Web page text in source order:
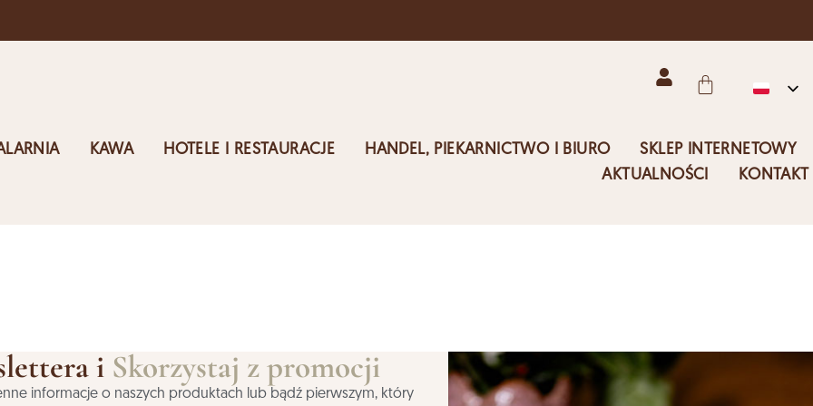
KAWA HOTELE I RESTAURACJE HANDEL, PIEKARNICTWO I BIURO
SKLEP INTERNETOWY
AKTUALNOŚCI
KONTAKT
i Skorzystaj z promocji
informacje o naszych produktach lub bądź pierwszym, który